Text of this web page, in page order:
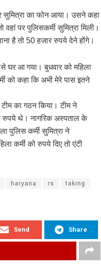
सुमित्रा का फोन आया। उसने कहा
पर पुलिसकर्मी सुमित्रा मिली।
है तो 50 हजार रुपये देने होंगे।
घर आ गया। बुधवार को महिला
को कहा कि अभी मेरे पास इतने
का गठन किया। टीम ने
रुपये थे। नागरिक अस्पताल के
पुलिस कर्मी सुमित्रा ने
कर्मी को रुपये दिए तो एंटी
haryana rs taking
Send Share